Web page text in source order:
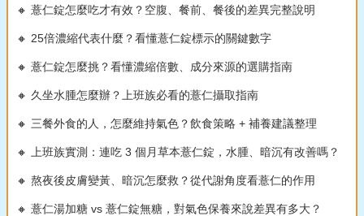
🔸 薏仁錠怎麼吃才有效？空腹、餐前、餐後的差異完整說明
🔸 25倍濃縮代表什麼？看懂薏仁錠標示的關鍵數字
🔸 薏仁錠怎麼挑？看懂濃縮倍數、成分來源的選購指南
🔸 久坐水腫怎麼辦？上班族必看的薏仁攝取指南
🔸 三餐外食的人，怎麼維持氣色？飲食策略 + 補養建議整理
🔸 上班族實測：連吃 3 個月草本薏仁錠，水腫、暗沉有改善嗎？
🔸 熬夜後皮膚變黃、暗沉怎麼救？從代謝角度看薏仁的作用
🔸 薏仁湯加糖 vs 薏仁錠無糖，對氣色保養來說差異有多大？